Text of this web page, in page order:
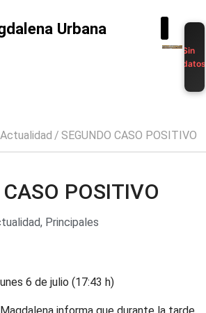
Urbana
Sin
datos
Actualidad SEGUNDO CASO POSITIVO
POSITIVO
, Principales
6 de julio (17:43 h)